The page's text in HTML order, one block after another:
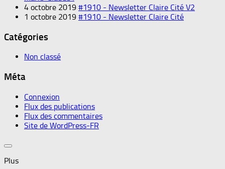
4 octobre 2019 #1910 - Newsletter Claire Cité V2
1 octobre 2019 #1910 - Newsletter Claire Cité
Catégories
Non classé
Méta
Connexion
Flux des publications
Flux des commentaires
Site de WordPress-FR
Plus